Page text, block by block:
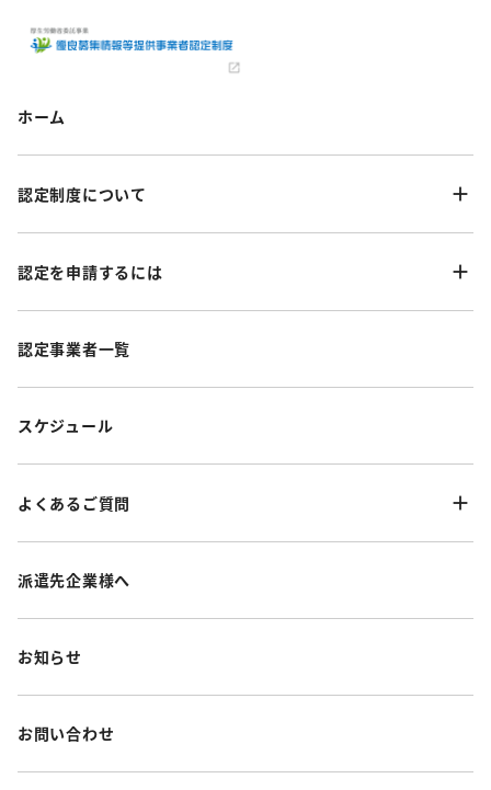
ホーム
認定制度について
認定を申請するには
認定事業者一覧
スケジュール
よくあるご質問
派遣先企業様へ
お知らせ
お問い合わせ